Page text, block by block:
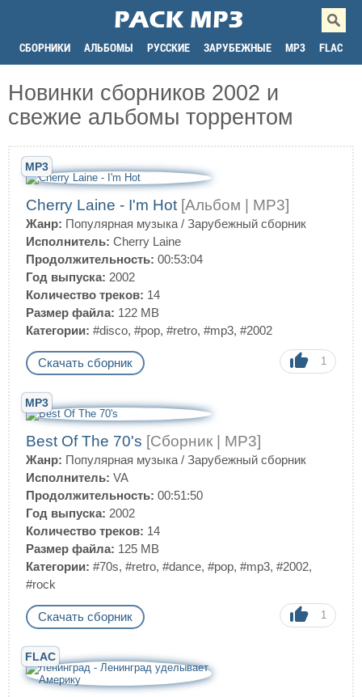
СБОРНИКИ АЛЬБОМЫ РУССКИЕ ЗАРУБЕЖНЫЕ MP3 FLAC
Новинки сборников 2002 и
свежие альбомы торрентом
MP3
Cherry Laine - I'm Hot [Альбом | MP3]
Жанр: Популярная музыка / Зарубежный сборник
Исполнитель: Cherry Laine
Продолжительность: 00:53:04
Год выпуска: 2002
Количество треков: 14
Размер файла: 122 MB
Категории: #disco, #pop, #retro, #mp3, #2002
Скачать сборник 1
MP3
Best Of The 70's [Сборник | MP3]
Жанр: Популярная музыка / Зарубежный сборник
Исполнитель: VA
Продолжительность: 00:51:50
Год выпуска: 2002
Количество треков: 14
Размер файла: 125 MB
Категории: #70s, #retro, #dance, #pop, #mp3, #2002,
#rock
Скачать сборник 1
FLAC